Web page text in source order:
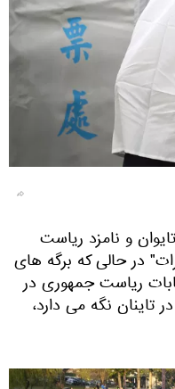
و نامزد ریاست
در حالی که برگه های
ریاست جمهوری در
تاینان نگه می دارد،